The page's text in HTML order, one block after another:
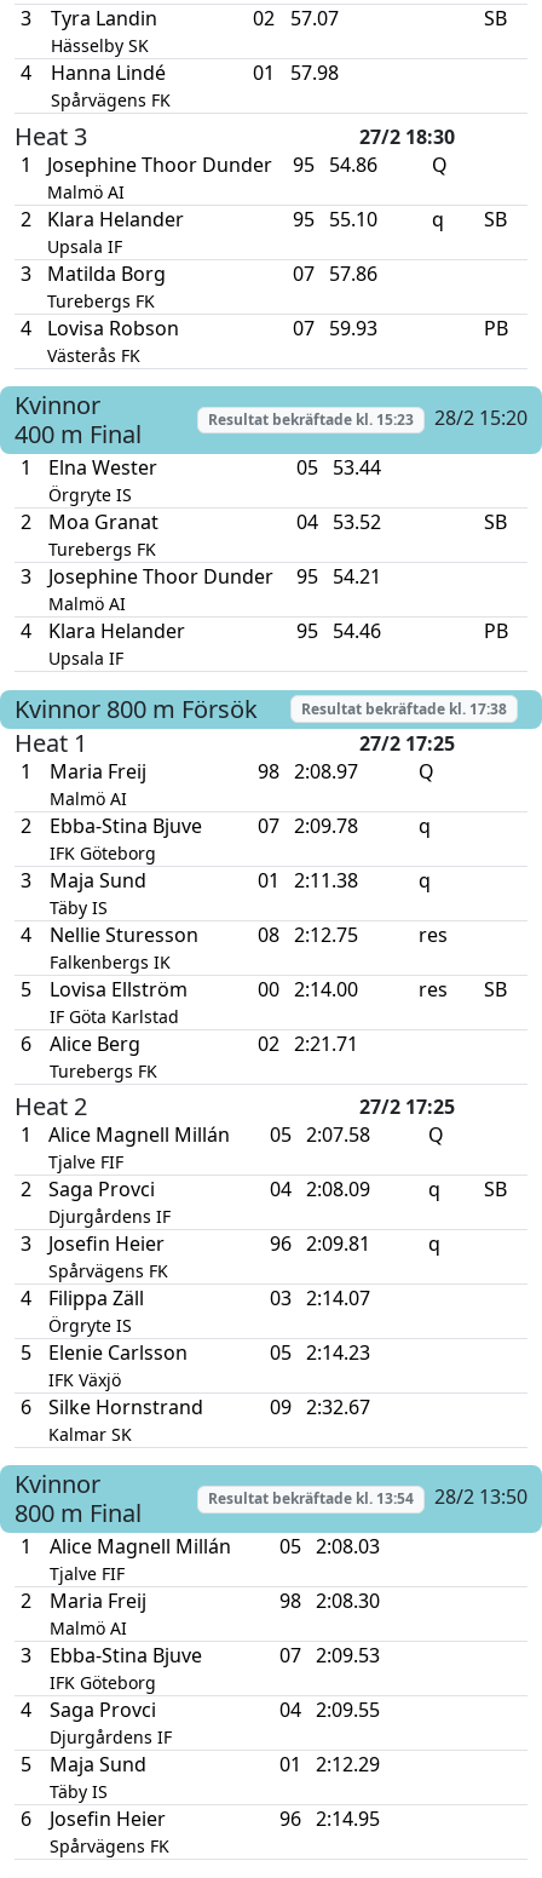
3 Tyra Landin
Hässelby SK
02 57.07 SB
4 Hanna Lindé
Spårvägens FK
01 57.98
Heat 3
27/2 18:30
1
Josephine Thoor Dunder
Malmö AI
95 54.86 Q
2 Klara Helander
Upsala IF
95 55.10 q SB
3 Matilda Borg
Turebergs FK
07 57.86
4 Lovisa Robson
Västerås FK
07 59.93 PB
Kvinnor
400 m Final Resultat bekräftade kl. 15:23
28/2 15:20
1
Elna Wester
Örgryte IS
05 53.44
2 Moa Granat
Turebergs FK
04 53.52 SB
3 Josephine Thoor Dunder
Malmö AI
95 54.21
4 Klara Helander
Upsala IF
95 54.46 PB
Kvinnor 800 m Försök Resultat bekräftade kl. 17:38
Heat 1
27/2 17:25
1
Maria Freij
Malmö AI
98 2:08.97 Q
2 Ebba-Stina Bjuve
IFK Göteborg
07 2:09.78 q
3 Maja Sund
Täby IS
01 2:11.38 q
4 Nellie Sturesson
Falkenbergs IK
08 2:12.75 res
5 Lovisa Ellström
IF Göta Karlstad
00 2:14.00 res SB
6 Alice Berg
Turebergs FK
02 2:21.71
Heat 2
27/2 17:25
1
Alice Magnell Millán
Tjalve FIF
05 2:07.58 Q
2 Saga Provci
Djurgårdens IF
04 2:08.09 q SB
3 Josefin Heier
Spårvägens FK
96 2:09.81 q
4 Filippa Zäll
Örgryte IS
03 2:14.07
5 Elenie Carlsson
IFK Växjö
05 2:14.23
6 Silke Hornstrand
Kalmar SK
09 2:32.67
Kvinnor
800 m Final Resultat bekräftade kl. 13:54
28/2 13:50
1
Alice Magnell Millán
Tjalve FIF
05 2:08.03
2 Maria Freij
Malmö AI
98 2:08.30
3 Ebba-Stina Bjuve
IFK Göteborg
07 2:09.53
4 Saga Provci
Djurgårdens IF
04 2:09.55
5 Maja Sund
Täby IS
01 2:12.29
6 Josefin Heier
Spårvägens FK
96 2:14.95